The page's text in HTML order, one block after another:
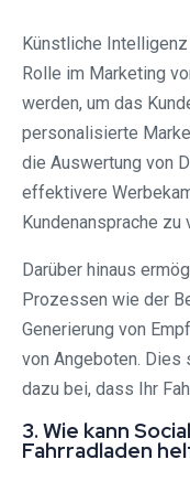
Künstliche
Rolle im Marketing
werden, um das
personalisierte
die Auswertung von
effektivere
Kundenansprache zu
Darüber hinaus
Prozessen wie der
Generierung von
von Angeboten. Dies
dazu bei, dass Ihr
3. Wie kann
Fahrradladen